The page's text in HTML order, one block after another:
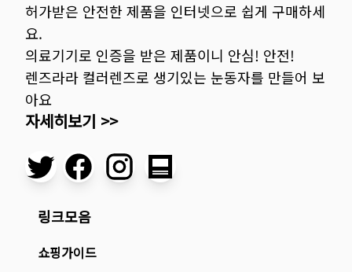
허가받은 안전한 제품을 인터넷으로 쉽게 구매하세
요.
의료기기로 인증을 받은 제품이니 안심! 안전!
렌즈라라 컬러렌즈로 생기있는 눈동자를 만들어 보
아요
자세히보기 >>
링크모음
쇼핑가이드